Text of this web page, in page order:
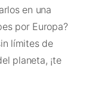
en una
por Europa?
límites de
planeta, ¡te